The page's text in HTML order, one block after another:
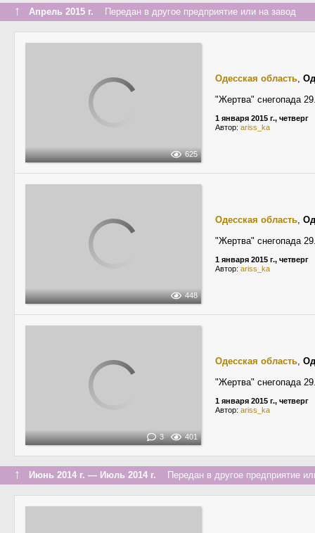
↑ Апрель 2015 г. Передан в другое предприятие или на завод
625
Одесская область,
"Жертва" снегопада
1 января 2015 г., четверг
Автор: ariss_ka
448
Одесская область,
"Жертва" снегопада
1 января 2015 г., четверг
Автор: ariss_ka
3 401
Одесская область,
"Жертва" снегопада
1 января 2015 г., четверг
Автор: ariss_ka
↑ Июнь 2014 г. — Июль 2014 г. Передан в другое предприятие